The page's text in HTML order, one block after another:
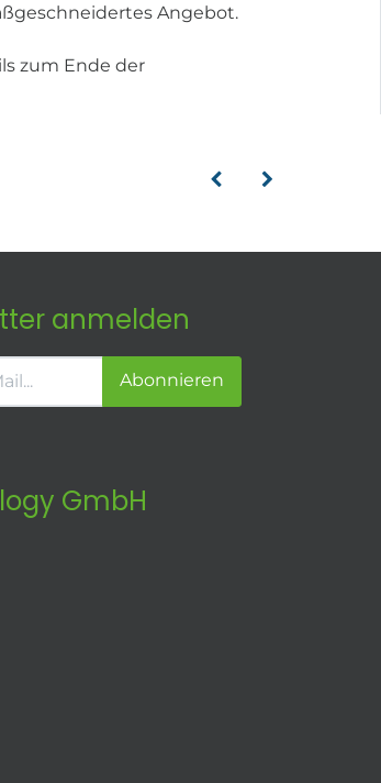
Angebot.
zum Ende der
anmelden
Abonnieren
GmbH